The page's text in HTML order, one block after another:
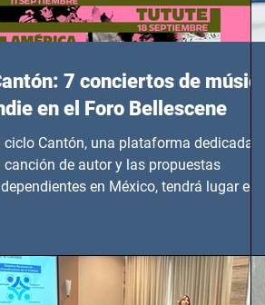
7 conciertos de música
en el Foro Bellescene
ciclo Cantón, una plataforma dedicada a
canción de autor y las propuestas
en México, tendrá lugar en el
14 de agosto al 25 de septiembre, a las
horas.